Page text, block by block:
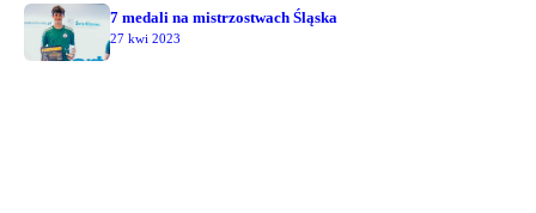
7 medali na mistrzostwach Śląska
27 kwi 2023